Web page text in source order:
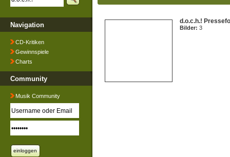
Navigation
CD-Kritiken
Gewinnspiele
Charts
Community
Musik Community
d.o.c.h.!
Bilder: 3